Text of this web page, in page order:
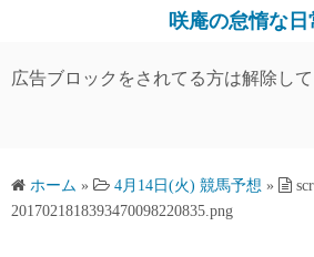
テ
ス
キ
咲庵の怠惰な日
広告ブロックをされてる方は解除し
ホーム » 4月14日(火) 競馬予想 »
2017021818393470098220835.png